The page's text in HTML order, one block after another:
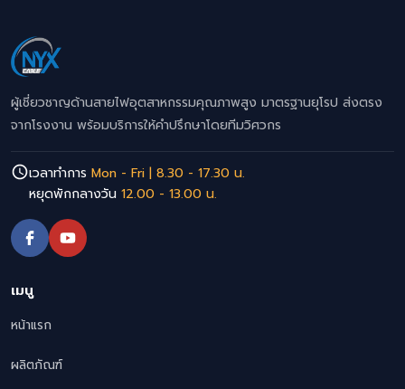
ผู้เชี่ยวชาญด้านสายไฟอุตสาหกรรมคุณภาพสูง มาตรฐานยุโรป ส่งตรง
จากโรงงาน พร้อมบริการให้คำปรึกษาโดยทีมวิศวกร
เวลาทำการ Mon - Fri | 8.30 - 17.30 น.
หยุดพักกลางวัน 12.00 - 13.00 น.
เมนู
หน้าแรก
ผลิตภัณฑ์